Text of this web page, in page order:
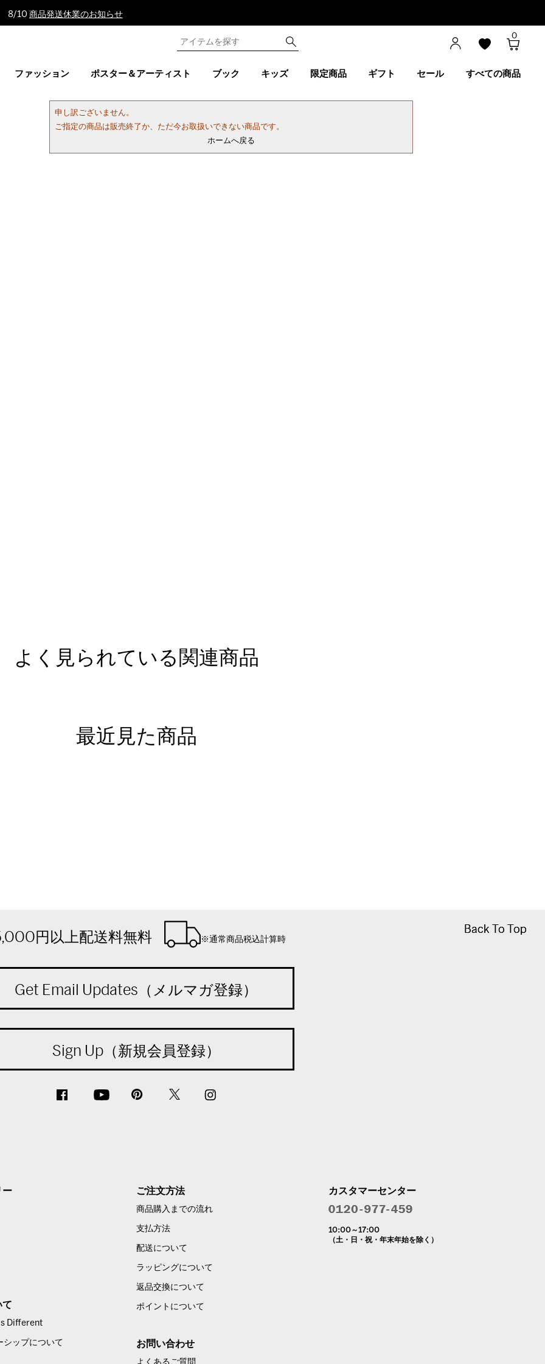
8/10 商品発送休業のお知らせ
0
ファッション ポスター＆アーティスト ブック キッズ 限定商品 ギフト セール すべての商品
申し訳ございません。
ご指定の商品は販売終了か、ただ今お取扱いできない商品です。
ホームへ戻る
よく見られている関連商品
最近見た商品
Back To Top
Back To Top
円以上配送料無料 ※通常商品税込計算時
Get Email Updates（メルマガ登録）
Sign Up（新規会員登録）
ー
て
Different
シップについて
ご注文方法
商品購入までの流れ
支払方法
配送について
ラッピングについて
返品交換について
ポイントについて
お問い合わせ
よくあるご質問
カスタマーセンター
10:00～17:00
（土・日・祝・年末年始を除く）